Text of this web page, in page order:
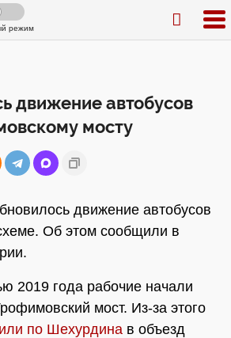
режим
движение автобусов
мосту
движение автобусов
Об этом сообщили в
2019 года рабочие начали
мост. Из-за этого
по Шехурдина в объезд